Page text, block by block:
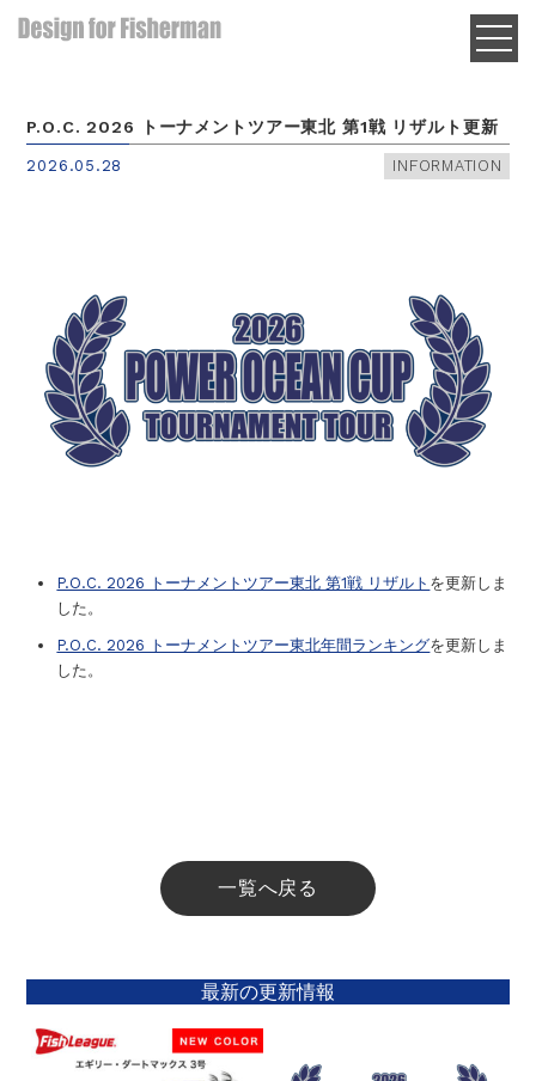
P.O.C. 2026 トーナメントツアー東北 第1戦 リザルト更新
2026.05.28 INFORMATION
P.O.C. 2026 トーナメントツアー東北 第1戦 リザルト を更新しま
した。
P.O.C. 2026 トーナメントツアー東北年間ランキングを更新しま
した。
一覧へ戻る
最新の更新情報